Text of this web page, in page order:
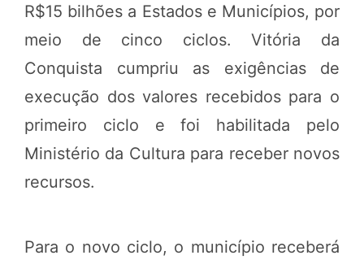
R$15 bilhões a Estados e Municípios, por
meio de cinco ciclos. Vitória da
Conquista cumpriu as exigências de
execução dos valores recebidos para o
primeiro ciclo e foi habilitada pelo
Ministério da Cultura para receber novos
recursos.
Para o novo ciclo, o município receberá